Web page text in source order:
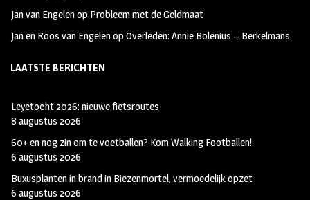
Jan van Engelenop Probleem met de Geldmaat
Jan en Roos van EngelenopOverleden: Annie Bolenius – Berkelmans
LAATSTE BERICHTEN
Leyetocht 2026: nieuwe fietsroutes
8 augustus 2026
60+ en nog zin om te voetballen? Kom Walking Footballen!
6 augustus 2026
Buxusplanten in brand in Biezenmortel, vermoedelijk opzet
6 augustus 2026